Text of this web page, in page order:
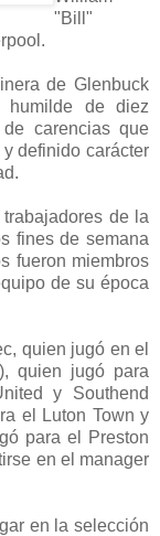
"Bill"
de Glenbuck
de diez
carencias que
definido carácter
de la
fines de semana
fueron miembros
de su época
quien jugó en el
quien jugó para
y Southend
el Luton Town y
para el Preston
en el manager
en la selección